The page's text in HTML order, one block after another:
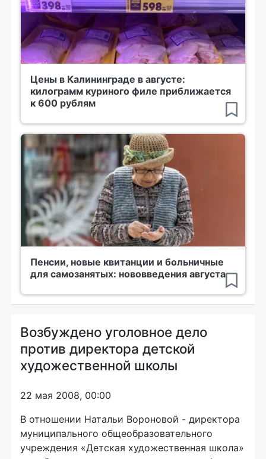
Цены в Калининграде в августе:
килограмм куриного филе приближается
к 600 рублям
Пенсии, новые квитанции и больничные
для самозанятых: нововведения августа
Возбуждено уголовное дело
против директора детской
художественной школы
22 мая 2008, 00:00
В отношении Натальи Вороновой - директора
муниципального общеобразовательного
учреждения «Детская художественная школа»